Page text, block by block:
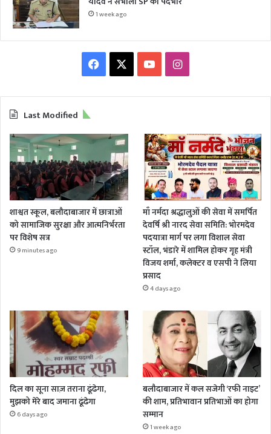
1 week ago
Facebook YouTubeInstagram
Last Modified
शाश्वत स्कूल, बलौदाबाजार में छात्राओं
को सामाजिक सुरक्षा और आत्मनिर्भरता
पर विशेष सत्र
9 minutes ago
माँ नर्मदा श्रद्धालुओं की सेवा में समर्पित
देवर्षि श्री नारद सेवा समिति: भोरमदेव
पदयात्रा मार्ग पर लगा विशाल सेवा
स्टॉल, भंडारे में शामिल होकर गृह मंत्री
विजय शर्मा, कलेक्टर व एसपी ने लिया
प्रसाद
4 days ago
दिल का सूना साज़ तराना ढूंढेगा,
मुझको मेरे बाद जमाना ढूंढेगा
6 days ago
बलौदाबाजार में कल सजेगी ‘रफी नाइट’
की शाम, प्रतिभावान प्रतिभाओं का होगा
सम्मान
1 week ago